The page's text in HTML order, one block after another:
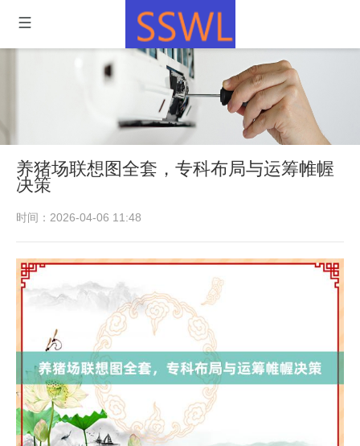
养猪场联想图全套，专科布局与运筹帷幄
决策
时间：2026-04-06 11:48